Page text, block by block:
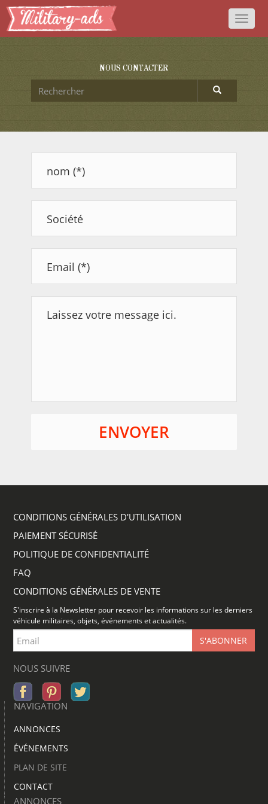
Toggle
NOUS CONTACTER
nom (*)
Société
Email (*)
Laissez votre message ici.
CONDITIONS GÉNÉRALES D'UTILISATION
PAIEMENT SÉCURISÉ
POLITIQUE DE CONFIDENTIALITÉ
FAQ
CONDITIONS GÉNÉRALES DE VENTE
S'inscrire à la Newsletter pour recevoir les informations sur les derniers
véhicule militaires, objets, événements et actualités.
NOUS SUIVRE
NAVIGATION
ANNONCES
ÉVÉNEMENTS
PLAN DE SITE
CONTACT
ANNONCES